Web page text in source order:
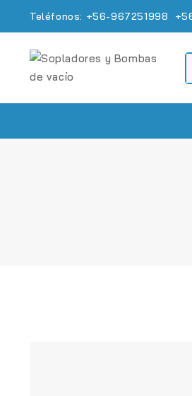
Teléfonos: +56-967251998